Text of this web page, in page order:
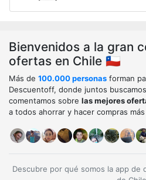
Bienvenidos a la gran
ofertas en Chile 🇨🇱
Más de 100.000 personas forman
Descuentoff, donde juntos
comentamos sobre las mejores
a todos ahorrar y hacer compras
Descubre por qué somos la app de